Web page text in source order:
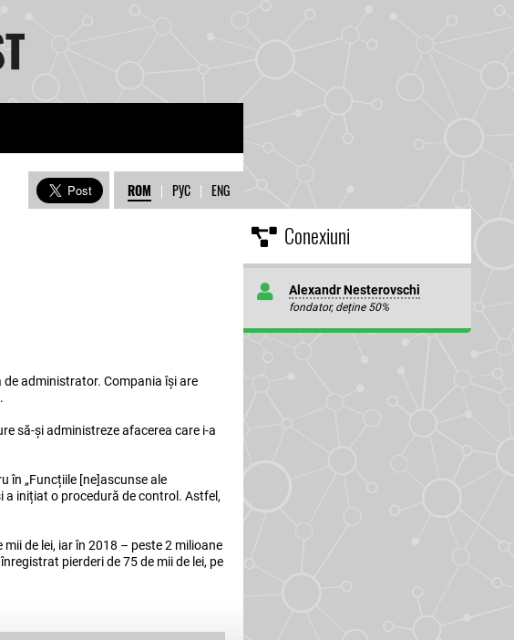
ENG
|
РУС
|
ROM
administrator. Compania își are
să-și administreze afacerea care i-a
în „Funcțiile [ne]ascunse ale
inițiat o procedură de control. Astfel,
de lei, iar în 2018 – peste 2 milioane
pierderi de 75 de mii de lei, pe
Conexiuni
Alexandr Nesterovschi
fondator, deține 50%